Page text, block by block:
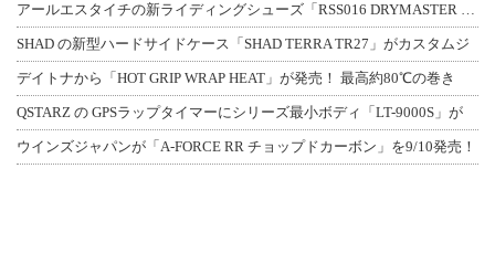
アールエスタイチの新ライディングシューズ「RSS016 DRYMASTER スト
SHAD の新型ハードサイドケース「SHAD TERRA TR27」がカスタムジ
デイトナから「HOT GRIP WRAP HEAT」が発売！ 最高約80℃の巻き
QSTARZ の GPSラップタイマーにシリーズ最小ボディ「LT-9000S」が
ウインズジャパンが「A-FORCE RR チョップドカーボン」を9/10発売！